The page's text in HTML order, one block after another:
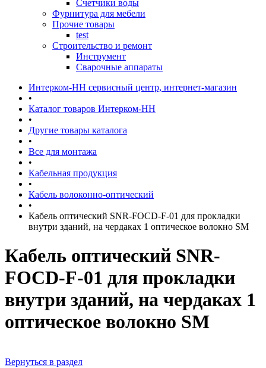
Счетчики воды
Фурнитура для мебели
Прочие товары
test
Строительство и ремонт
Инструмент
Сварочные аппараты
Интерком-НН сервисный центр, интернет-магазин
•
Каталог товаров Интерком-НН
•
Другие товары каталога
•
Все для монтажа
•
Кабельная продукция
•
Кабель волоконно-оптический
•
Кабель оптический SNR-FOCD-F-01 для прокладки
внутри зданий, на чердаках 1 оптическое волокно SM
Кабель оптический SNR-
FOCD-F-01 для прокладки
внутри зданий, на чердаках 1
оптическое волокно SM
Вернуться в раздел